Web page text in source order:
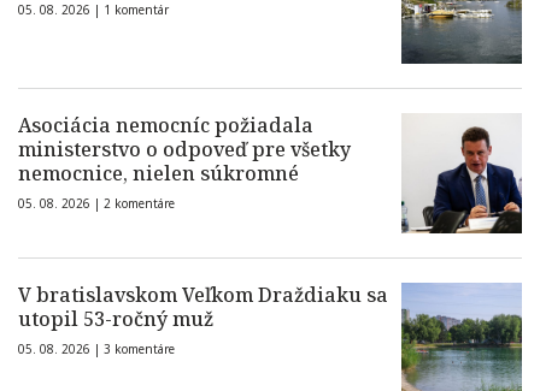
05. 08. 2026 | 1 komentár
Asociácia nemocníc požiadala
ministerstvo o odpoveď pre všetky
nemocnice, nielen súkromné
05. 08. 2026 | 2 komentáre
V bratislavskom Veľkom Draždiaku sa
utopil 53-ročný muž
05. 08. 2026 | 3 komentáre